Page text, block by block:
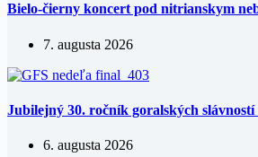
Bielo-čierny koncert pod nitrianskym
7. augusta 2026
Jubilejný 30. ročník goralských
6. augusta 2026